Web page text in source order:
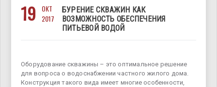
19
ОКТ
2017
БУРЕНИЕ СКВАЖИН КАК
ВОЗМОЖНОСТЬ ОБЕСПЕЧЕНИЯ
ПИТЬЕВОЙ ВОДОЙ
Оборудование скважины – это оптимальное решение
для вопроса о водоснабжении частного жилого дома.
Конструкция такого вида имеет многие особенности,